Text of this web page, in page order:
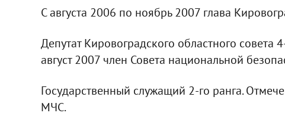
С августа 2006 по ноябрь 2007 глава
Депутат Кировоградского областного
август 2007 член Совета национальной
Государственный служащий 2-го ранга.
МЧС.